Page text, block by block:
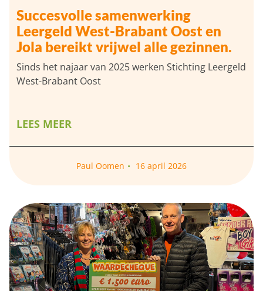
Succesvolle samenwerking
Leergeld West-Brabant Oost en
Jola bereikt vrijwel alle gezinnen.
Sinds het najaar van 2025 werken Stichting Leergeld
West-Brabant Oost
LEES MEER
Paul Oomen 16 april 2026